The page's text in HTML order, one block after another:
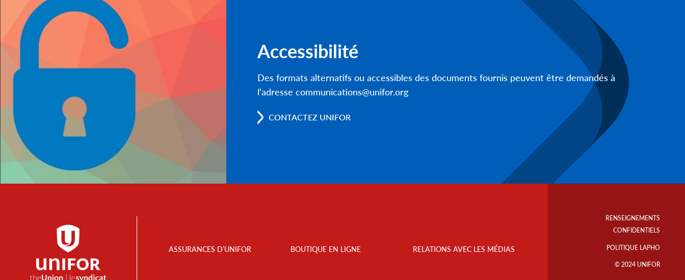
Accessibilité
Des formats alternatifs ou accessibles des documents fournis peuvent être demandés à
l’adresse communications@unifor.org
CONTACTEZ UNIFOR
Menu
ASSURANCES D’UNIFOR BOUTIQUE EN LIGNE RELATIONS AVEC LES MÉDIAS
RENSEIGNEMENTS
CONFIDENTIELS
POLITIQUE LAPHO
© 2024 UNIFOR